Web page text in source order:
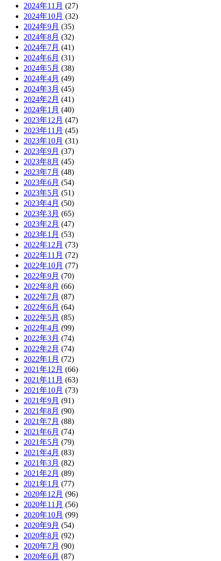
2024年11月 (27)
2024年10月 (32)
2024年9月 (35)
2024年8月 (32)
2024年7月 (41)
2024年6月 (31)
2024年5月 (38)
2024年4月 (49)
2024年3月 (45)
2024年2月 (41)
2024年1月 (40)
2023年12月 (47)
2023年11月 (45)
2023年10月 (31)
2023年9月 (37)
2023年8月 (45)
2023年7月 (48)
2023年6月 (54)
2023年5月 (51)
2023年4月 (50)
2023年3月 (65)
2023年2月 (47)
2023年1月 (53)
2022年12月 (73)
2022年11月 (72)
2022年10月 (77)
2022年9月 (70)
2022年8月 (66)
2022年7月 (87)
2022年6月 (64)
2022年5月 (85)
2022年4月 (99)
2022年3月 (74)
2022年2月 (74)
2022年1月 (72)
2021年12月 (66)
2021年11月 (63)
2021年10月 (73)
2021年9月 (91)
2021年8月 (90)
2021年7月 (88)
2021年6月 (74)
2021年5月 (79)
2021年4月 (83)
2021年3月 (82)
2021年2月 (89)
2021年1月 (77)
2020年12月 (96)
2020年11月 (56)
2020年10月 (99)
2020年9月 (54)
2020年8月 (92)
2020年7月 (90)
2020年6月 (87)